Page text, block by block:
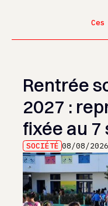
Rentrée
2027 :
fixée au
SOCIÉTÉ 08/08/2026